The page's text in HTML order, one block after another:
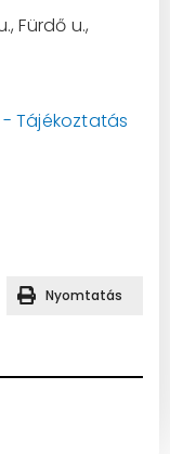
Fürdő u.,
Nyomtatás